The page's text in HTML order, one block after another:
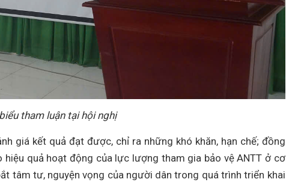
tham luận tại hội nghị
giá kết quả đạt được, chỉ ra những khó khăn, hạn chế; đồng
quả hoạt động của lực lượng tham gia bảo vệ ANTT ở cơ
tâm tư, nguyện vọng của người dân trong quá trình triển khai